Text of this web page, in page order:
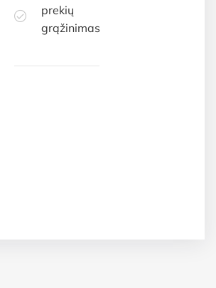
prekių
grąžinimas